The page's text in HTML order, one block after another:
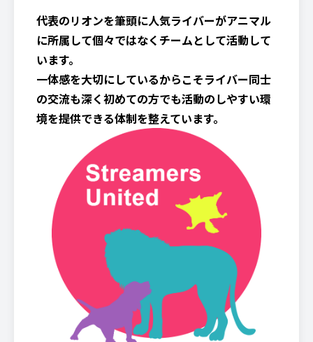
代表のリオンを筆頭に人気ライバーがアニマル
に所属して個々ではなくチームとして活動して
います。
一体感を大切にしているからこそライバー同士
の交流も深く初めての方でも活動のしやすい環
境を提供できる体制を整えています。